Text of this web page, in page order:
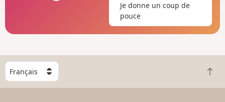
Je donne un coup de
pouce
C
h
o
R
e